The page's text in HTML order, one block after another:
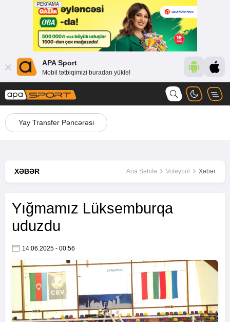
APA Sport
Mobil tətbiqimizi buradan yüklə!
Yay Transfer Pəncərəsi
XƏBƏR Ana Səhifə Voleybol Xəbər
Yığmamız Lüksemburqa
uduzdu
14.06.2025 - 00:56